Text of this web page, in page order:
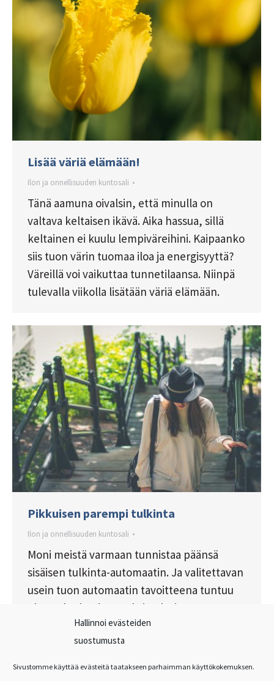
Hallinnoi evästeiden
suostumusta
Sivustomme käyttää evästeitä taatakseen parhaimman käyttökokemuksen.
Lisää väriä elämään!
Ilon ja onnellisuuden kuntosali
Tänä aamuna oivalsin, että minulla on
valtava keltaisen ikävä. Aika hassua, sillä
keltainen ei kuulu lempiväreihini. Kaipaanko
siis tuon värin tuomaa iloa ja energisyyttä?
Väreillä voi vaikuttaa tunnetilaansa. Niinpä
tulevalla viikolla lisätään väriä elämään.
Pikkuisen parempi tulkinta
Ilon ja onnellisuuden kuntosali
Moni meistä varmaan tunnistaa päänsä
sisäisen tulkinta-automaatin. Ja valitettavan
usein tuon automaatin tavoitteena tuntuu
olevan kurjuuden maksimointi. Jos
haluamme itsellemme paremman olon, on
hyvä oppia säätämään tuota tulkintakonetta
oikeaan suuntaan.